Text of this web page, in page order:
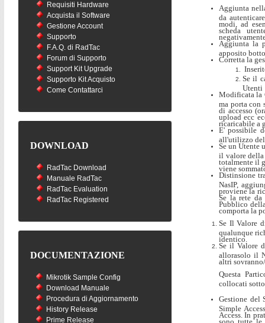
Requisiti Hardware
Acquista il Software
Gestione Account
Supporto
F.A.Q. di RadTac
Forum di Supporto
Support Kit Upgrade
Supporto Kit Acquisto
Come Contattarci
DOWNLOAD
RadTac Download
Manuale RadTac
RadTac Evaluation
RadTac Registered
DOCUMENTAZIONE
Mikrotik Sample Config
Download Manuale
Procedura di Aggiornamento
History Release
Prime Release
Aggiunta
da
modi, ad
scheda
Aggiunta la
apposito
Corretta la
Se il
Utenti
Modificata la
ma porta con
di accesso
upload ecc
ricaricabile a
E' possibile
all'utilizzo
Se un Utente
il valore della
totalmente il
viene
Distinsione
NasIP,
proviene la
Se la rete da
Pubblico
comporta la
Se Il Valore
qualunque
identico.
Se il Valore
allorasolo il
altri
Questa
collocati
Gestione del
Simple
Access. In
sono tutte le